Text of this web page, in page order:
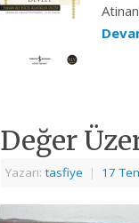
Değer
Yazarı:tasfiye | 17